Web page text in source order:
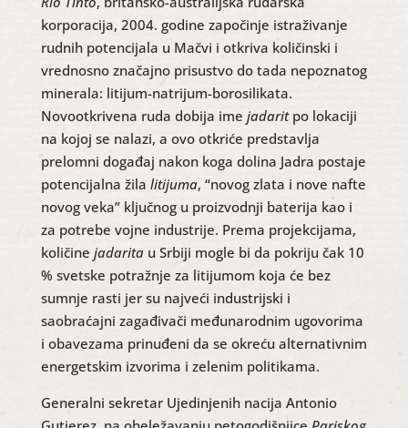
korporacija, 2004. godine započinje istraživanje
rudnih potencijala u Mačvi i otkriva količinski i
vrednosno značajno prisustvo do tada nepoznatog
minerala: litijum-natrijum-borosilikata.
Novootkrivena ruda dobija ime jadarit po lokaciji
na kojoj se nalazi, a ovo otkriće predstavlja
prelomni događaj nakon koga dolina Jadra postaje
potencijalna žila litijuma, “novog zlata i nove nafte
novog veka” ključnog u proizvodnji baterija kao i
za potrebe vojne industrije. Prema projekcijama,
količine jadaritau Srbiji mogle bi da pokriju čak 10
% svetske potražnje za litijumom koja će bez
sumnje rasti jer su najveći industrijski i
saobraćajni zagađivači međunarodnim ugovorima
i obavezama prinuđeni da se okreću alternativnim
energetskim izvorima i zelenim politikama.
Generalni sekretar Ujedinjenih nacija Antonio